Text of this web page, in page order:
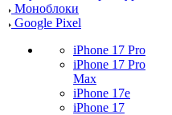
Моноблоки
Google Pixel
iPhone 17 Pro
iPhone 17 Pro
Max
iPhone 17e
iPhone 17